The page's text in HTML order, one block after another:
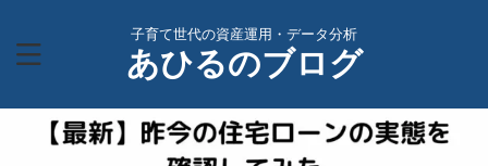
子育て世代の資産運用・データ分析
あひるのブログ